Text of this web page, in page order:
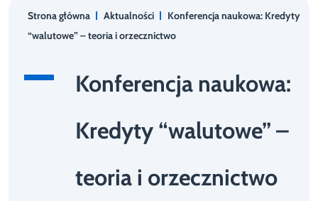
Strona główna Aktualności
Konferencja naukowa: Kredyty
“walutowe” – teoria i orzecznictwo
Konferencja naukowa:
Kredyty “walutowe” –
teoria i orzecznictwo